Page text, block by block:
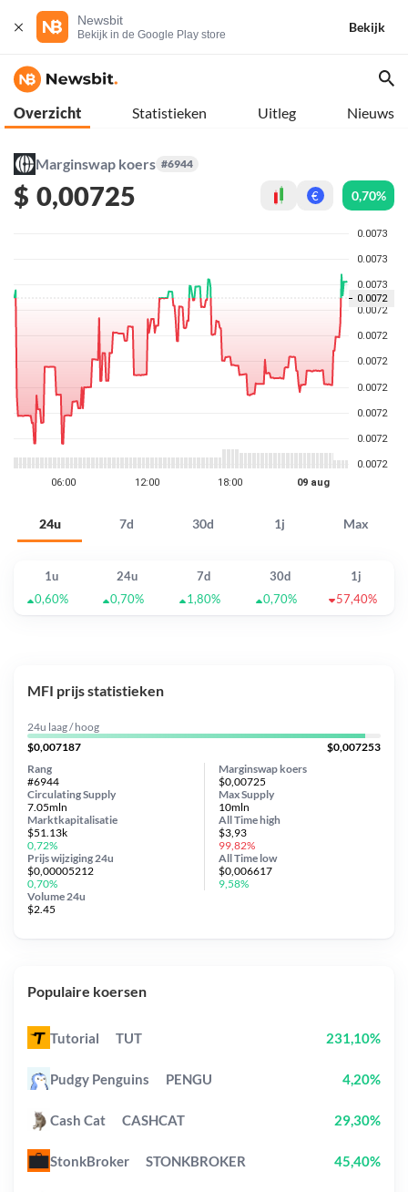
Newsbit
Bekijk in de Google Play store
Bekijk
Overzicht Statistieken Uitleg Nieuws
Marginswap koers #6944
$ 0,00725 € 0,70%
24u 7d 30d 1j Max
1u 24u 7d 30d
1j
0,60%
0,70% 1,80% 0,70% 57,40%
MFI prijs statistieken
24u laag / hoog
$0,007187
$0,007253
Marginswap koers
$0,00725
Circulating Supply
7.05mln
Prijs wijziging24u
$0,00005212
0,70%
Max Supply
10mln
Marktkapitalisatie
$51.13k
0,72%
Volume 24u
$2.45
Rang
#6944
All Timehigh
$3,93
99,82%
All Time low
$0,006617
9,58%
Populaire koersen
Tutorial TUT 231,10%
Pudgy Penguins PENGU 4,20%
Cash Cat CASHCAT 29,30%
StonkBroker STONKBROKER 45,40%